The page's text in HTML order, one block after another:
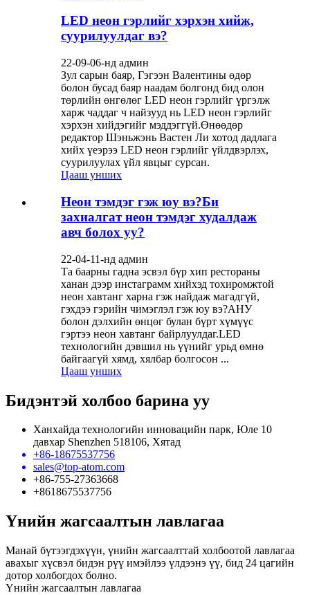
LED неон гэрлийг хэрхэн хийж,
суурилуулдаг вэ?
22-09-06-нд админ
Зул сарын баяр, Гэгээн Валентины өдөр
болон бусад баяр наадам болгонд бид олон
төрлийн өнгөлөг LED неон гэрлийг үргэлж
харж чаддаг ч найзууд нь LED неон гэрлийг
хэрхэн хийдэгийг мэддэггүй.Өнөөдөр
редактор Шэньжэнь Вастен Ли хотод дадлага
хийх үеэрээ LED неон гэрлийг үйлдвэрлэх,
суурилуулах үйл явцыг сурсан.
Цааш унших
Неон тэмдэг гэж юу вэ?Би
захиалгат неон тэмдэг худалдаж
авч болох уу?
22-04-11-нд админ
Та баарны гадна эсвэл бүр хип рестораны
ханан дээр инстаграмм хийхэд тохиромжтой
неон хавтанг харна гэж найдаж магадгүй,
гэхдээ гэрийн чимэглэл гэж юу вэ?АНУ
болон дэлхийн өнцөг булан бүрт хүмүүс
гэртээ неон хавтанг байрлуулдаг.LED
технологийн дэвшил нь үүнийг урьд өмнө
байгаагүй хямд, хялбар болгосон ...
Цааш унших
Бидэнтэй холбоо барина уу
Ханхайда технологийн инновацийн парк, Юле 10
давхар Shenzhen 518106, Хятад
+86-18675537756
sales@top-atom.com
+86-755-27363668
+8618675537756
Үнийн жагсаалтын лавлагаа
Манай бүтээгдэхүүн, үнийн жагсаалттай холбоотой лавлагаа
авахыг хүсвэл бидэн рүү имэйлээ үлдээнэ үү, бид 24 цагийн
дотор холбогдох болно.
Үнийн жагсаалтын лавлагаа